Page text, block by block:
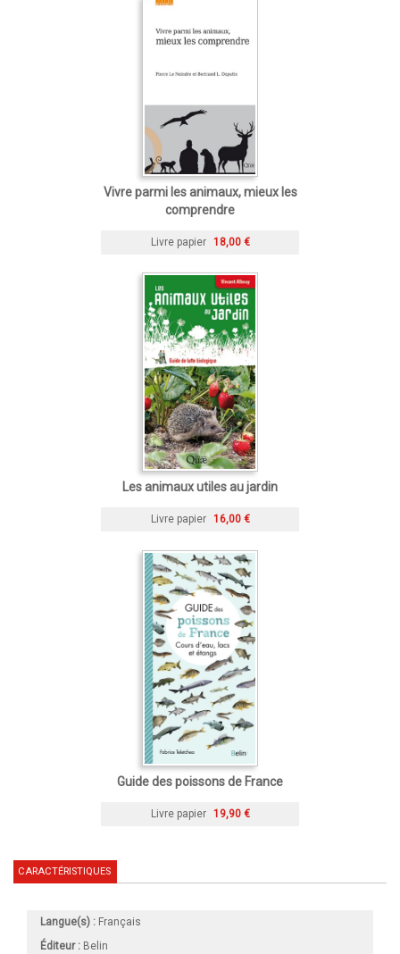
Vivre parmi les animaux, mieux les
comprendre
Livre papier 18,00 €
Les animaux utiles au jardin
Livre papier 16,00 €
Guide des poissons de France
Livre papier 19,90 €
CARACTÉRISTIQUES
Langue(s) : Français
Éditeur : Belin